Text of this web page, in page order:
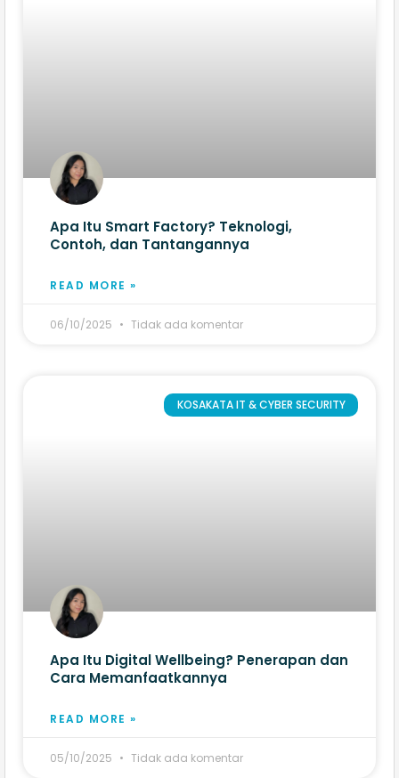
Apa Itu Smart Factory? Teknologi,
Contoh, dan Tantangannya
READ MORE »
06/10/2025 Tidak ada komentar
KOSAKATA IT & CYBER SECURITY
Apa Itu Digital Wellbeing? Penerapan dan
Cara Memanfaatkannya
READ MORE »
05/10/2025 Tidak ada komentar